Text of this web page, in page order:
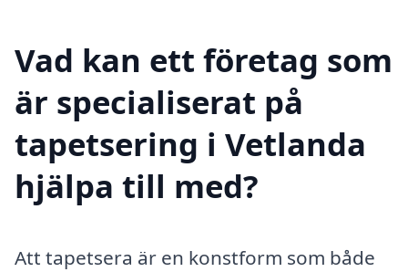
Vad kan ett företag som
är specialiserat på
tapetsering i Vetlanda
hjälpa till med?
Att tapetsera är en konstform som både